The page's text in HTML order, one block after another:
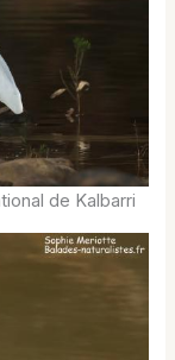
de Kalbarri